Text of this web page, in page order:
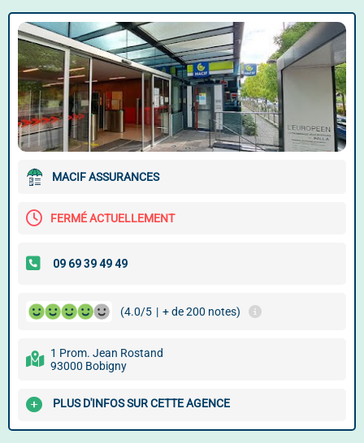
MACIF ASSURANCES
FERMÉ ACTUELLEMENT
(4.0/5 | + de 200 notes)
1 Prom. Jean Rostand
93000 Bobigny
PLUS D'INFOS SUR CETTE AGENCE